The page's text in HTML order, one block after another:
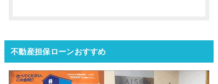
不動産担保ローンおすすめ